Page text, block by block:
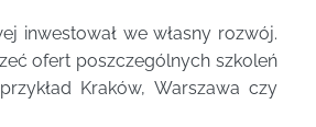
inwestował we własny rozwój.
ofert poszczególnych szkoleń
Kraków, Warszawa czy